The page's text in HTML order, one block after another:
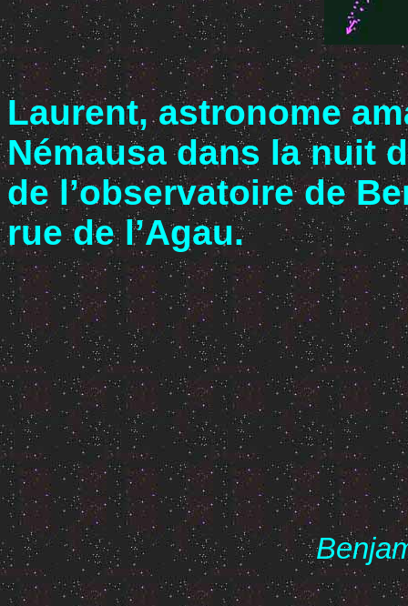
Laurent, astronome
Némausa dans la nuit
de l’observatoire de
rue de l’Agau.